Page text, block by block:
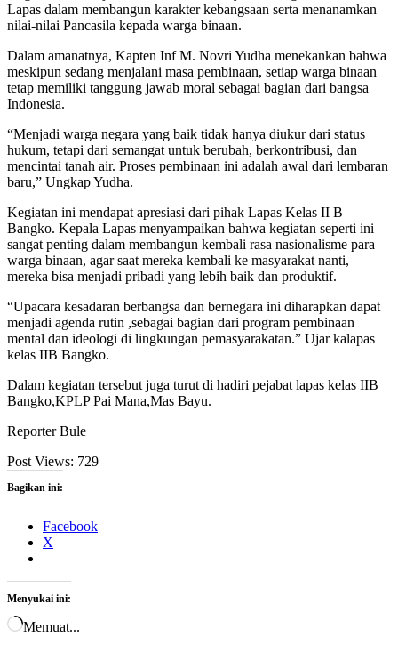
Lapas dalam membangun karakter kebangsaan serta menanamkan
nilai-nilai Pancasila kepada warga binaan.
Dalam amanatnya, Kapten Inf M. Novri Yudha menekankan bahwa
meskipun sedang menjalani masa pembinaan, setiap warga binaan
tetap memiliki tanggung jawab moral sebagai bagian dari bangsa
Indonesia.
“Menjadi warga negara yang baik tidak hanya diukur dari status
hukum, tetapi dari semangat untuk berubah, berkontribusi, dan
mencintai tanah air. Proses pembinaan ini adalah awal dari lembaran
baru,” Ungkap Yudha.
Kegiatan ini mendapat apresiasi dari pihak Lapas Kelas II B
Bangko. Kepala Lapas menyampaikan bahwa kegiatan seperti ini
sangat penting dalam membangun kembali rasa nasionalisme para
warga binaan, agar saat mereka kembali ke masyarakat nanti,
mereka bisa menjadi pribadi yang lebih baik dan produktif.
“Upacara kesadaran berbangsa dan bernegara ini diharapkan dapat
menjadi agenda rutin ,sebagai bagian dari program pembinaan
mental dan ideologi di lingkungan pemasyarakatan.” Ujar kalapas
kelas IIB Bangko.
Dalam kegiatan tersebut juga turut di hadiri pejabat lapas kelas IIB
Bangko,KPLP Pai Mana,Mas Bayu.
Reporter Bule
Post Views: 729
Bagikan ini:
Facebook
X
Menyukai ini:
Memuat...